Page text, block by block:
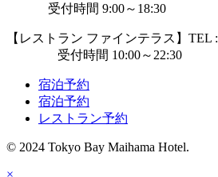
受付時間 9:00～18:30
【レストラン ファインテラス】TEL :
受付時間 10:00～22:30
宿泊予約
宿泊予約
レストラン予約
© 2024 Tokyo Bay Maihama Hotel.
×